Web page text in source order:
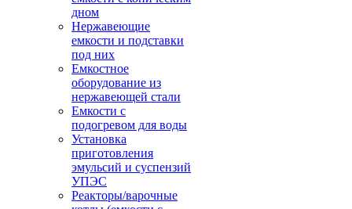
дном
Нержавеющие
емкости и подставки
под них
Емкостное
оборудование из
нержавеющей стали
Емкости с
подогревом для воды
Установка
приготовления
эмульсий и суспензий
УПЭС
Реакторы/варочные